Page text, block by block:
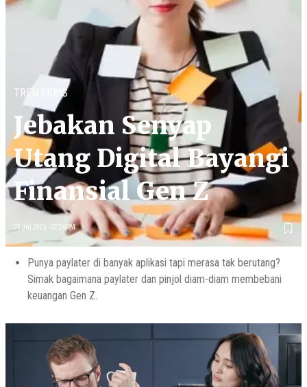
TREN EKBIS
Jebakan Senyap
Utang Digital Bayangi
Finansial Gen Z
03 Jul 2026 - 02:26PM
Punya paylater di banyak aplikasi tapi merasa tak berutang?
Simak bagaimana paylater dan pinjol diam-diam membebani
keuangan Gen Z.